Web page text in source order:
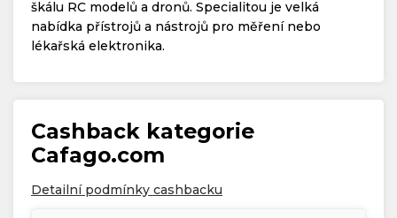
Copyright © 2019 - 2026. Všechna práva vyhrazena.
škálu RC modelů a dronů. Specialitou je velká
nabídka přístrojů a nástrojů pro měření nebo
lékařská elektronika.
Cashback kategorie
Cafago.com
Detailní podmínky cashbacku